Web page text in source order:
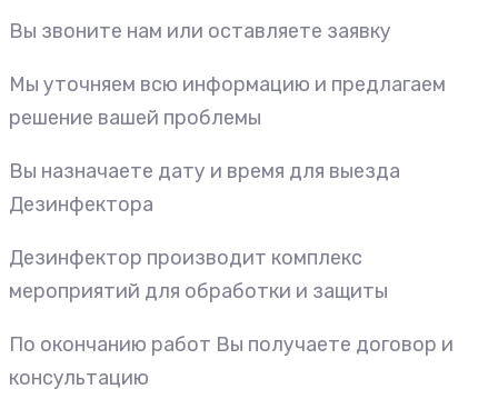
Вы звоните нам или оставляете заявку
Мы уточняем всю информацию и предлагаем
решение вашей проблемы
Вы назначаете дату и время для выезда
Дезинфектора
Дезинфектор производит комплекс
мероприятий для обработки и защиты
По окончанию работ Вы получаете договор и
консультацию